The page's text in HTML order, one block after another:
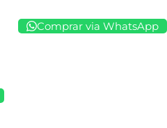
Comprar via WhatsApp